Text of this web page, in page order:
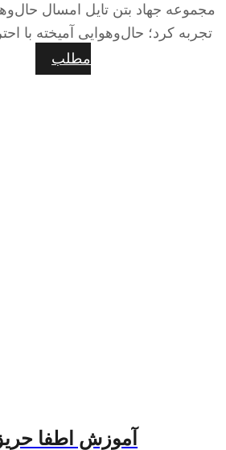
مجموعه جهاد بتن تایل امسال
تجربه کرد؛ حال‌وهوایی آمیخته با
مطلب
آموزش اطفا